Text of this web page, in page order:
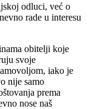
odluci, već o
rade u interesu
obitelji koje
svoje
iako je
nije samo
prema
nose naš